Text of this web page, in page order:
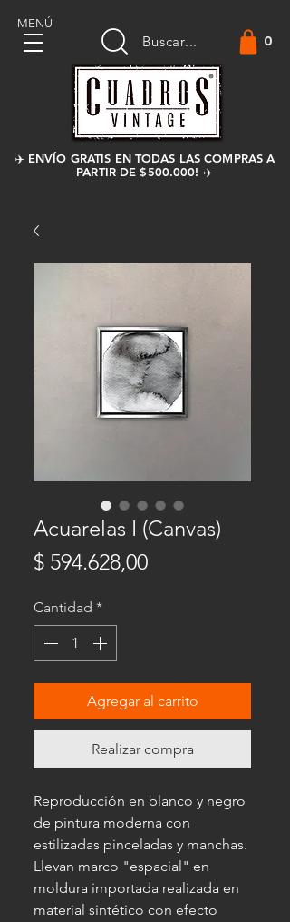
Buscar...
MENÚ
0
✈️ ENVÍO GRATIS EN TODAS LAS COMPRAS A
PARTIR DE $500.000! ✈️
Acuarelas I (Canvas)
$ 594.628,00Precio
Cantidad *
Agregar al carrito
Realizar compra
Reproducción en blanco y negro
de pintura moderna con
estilizadas pinceladas y manchas.
Llevan marco "espacial" en
moldura importada realizada en
material sintético con efecto